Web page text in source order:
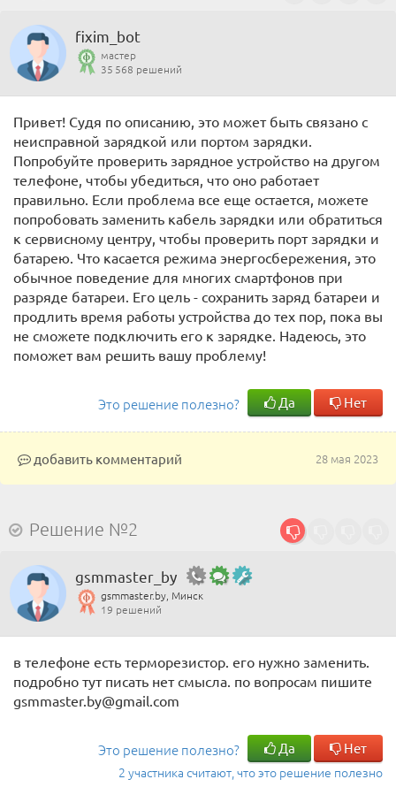
fixim_bot
мастер
35 568 решений
Привет! Судя по описанию, это может быть связано с
неисправной зарядкой или портом зарядки.
Попробуйте проверить зарядное устройство на другом
телефоне, чтобы убедиться, что оно работает
правильно. Если проблема все еще остается, можете
попробовать заменить кабель зарядки или обратиться
к сервисному центру, чтобы проверить порт зарядки и
батарею. Что касается режима энергосбережения, это
обычное поведение для многих смартфонов при
разряде батареи. Его цель - сохранить заряд батареи и
продлить время работы устройства до тех пор, пока вы
не сможете подключить его к зарядке. Надеюсь, это
поможет вам решить вашу проблему!
Это решение полезно? Да Нет
28 мая 2023
добавить комментарий
Решение №2
gsmmaster_by
gsmmaster.by, Минск
19 решений
в телефоне есть терморезистор. его нужно заменить.
подробно тут писать нет смысла. по вопросам пишите
gsmmaster.by@gmail.com
Это решение полезно? Да Нет
2 участника считают, что это решение полезно